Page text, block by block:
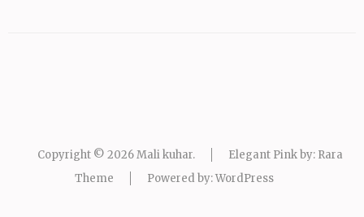
Copyright © 2026Mali kuhar.
Elegant Pink by: Rara
Theme
Powered by:WordPress